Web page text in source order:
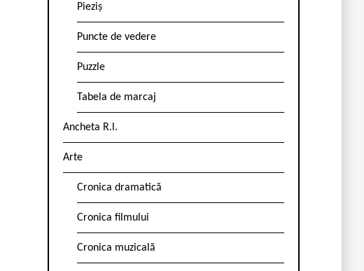
Pieziș
Puncte de vedere
Puzzle
Tabela de marcaj
Ancheta R.l.
Arte
Cronica dramatică
Cronica filmului
Cronica muzicală